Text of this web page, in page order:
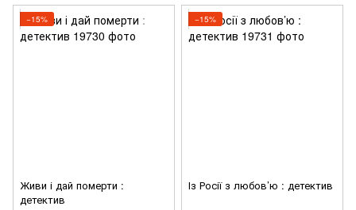
−15%
Живи і дай померти :
детектив
−15%
Із Росії з любов’ю : детектив